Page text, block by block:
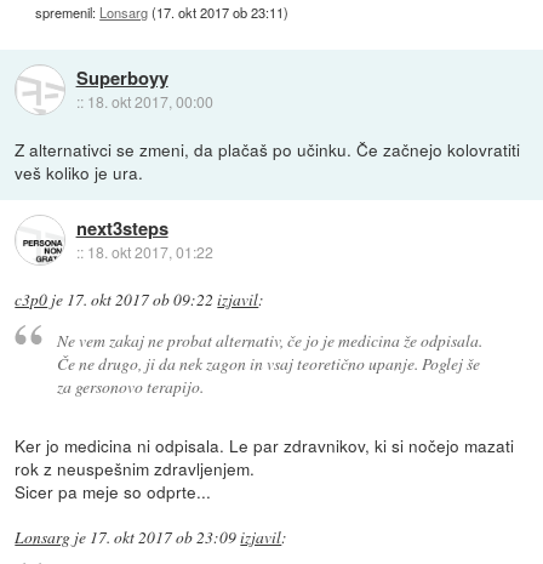
spremenil: Lonsarg(17. okt 2017 ob 23:11)
Superboyy
:: 18. okt 2017, 00:00
Z alternativci se zmeni, da plačaš po učinku. Če začnejo kolovratiti
veš koliko je ura.
next3steps
:: 18. okt 2017, 01:22
c3p0 je 17. okt 2017 ob 09:22 izjavil:
Ne vem zakaj ne probat alternativ, če jo je medicina že odpisala.
Če ne drugo, ji da nek zagon in vsaj teoretično upanje. Poglej še
za gersonovo terapijo.
Ker jo medicina ni odpisala. Le par zdravnikov, ki si nočejo mazati
rok z neuspešnim zdravljenjem.
Sicer pa meje so odprte...
Lonsarg je 17. okt 2017 ob 23:09izjavil: